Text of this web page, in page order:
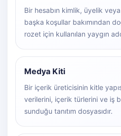
Bir hesabın kimlik, üyelik
başka koşullar bakımından
rozet için kullanılan yaygın
Medya Kiti
Bir içerik üreticisinin kitle
verilerini, içerik türlerini ve iş
sunduğu tanıtım dosyasıdır.